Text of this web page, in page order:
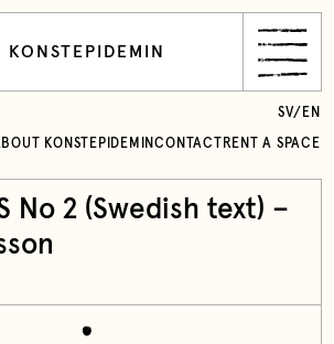
KONSTEPIDEMIN
KONSTEPIDEMINCONTACT RENT A SPACE
SV/ EN
No 2 (Swedish text) –